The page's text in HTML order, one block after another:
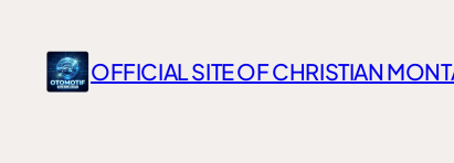
OFFICIAL SITE OF CHRISTIAN